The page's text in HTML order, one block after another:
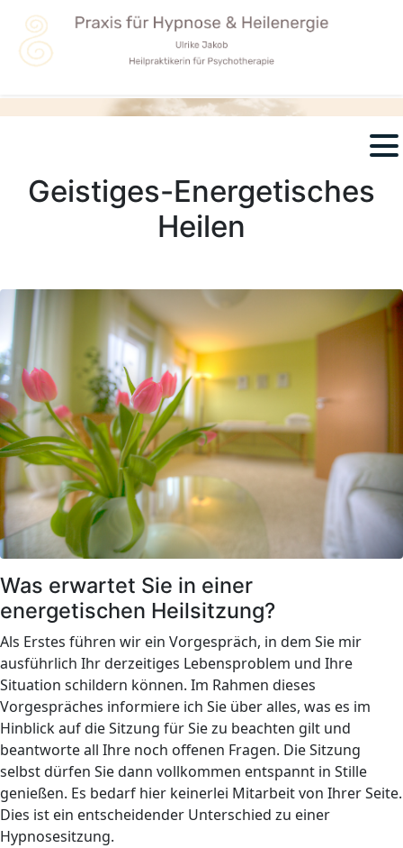
Geistiges-Energetisches
Heilen
Was erwartet Sie in einer
energetischen Heilsitzung?
Als Erstes führen wir ein Vorgespräch, in dem Sie mir
ausführlich Ihr derzeitiges Lebensproblem und Ihre
Situation schildern können. Im Rahmen dieses
Vorgespräches informiere ich Sie über alles, was es im
Hinblick auf die Sitzung für Sie zu beachten gilt und
beantworte all Ihre noch offenen Fragen. Die Sitzung
selbst dürfen Sie dann vollkommen entspannt in Stille
genießen. Es bedarf hier keinerlei Mitarbeit von Ihrer Seite.
Dies ist ein entscheidender Unterschied zu einer
Hypnosesitzung.